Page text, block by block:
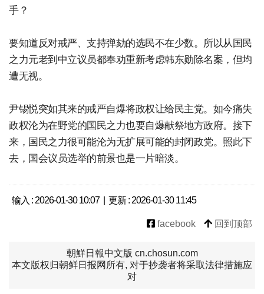
手？
要知道反对戒严、支持弹劾的选民不在少数。所以从国民
之力元老到中立议员都奉劝重新考虑韩东勋除名案，但均
遭无视。
尹锡悦突如其来的戒严自爆将政权让给民主党。如今痛失
政权沦为在野党的国民之力也要自爆献祭地方政府。接下
来，国民之力很可能沦为无扩展可能的封闭政党。照此下
去，国会议员选举的前景也是一片暗淡。
输入 : 2026-01-30 10:07 | 更新 : 2026-01-30 11:45
facebook 回到顶部
朝鮮日報中文版 cn.chosun.com
本文版权归朝鲜日报网所有, 对于抄袭者将采取法律措施应
对